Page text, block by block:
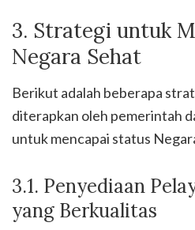
3. Strategi untuk
Negara Sehat
Berikut adalah beberapa
diterapkan oleh pemerintah
untuk mencapai status
3.1. Penyediaan
yang Berkualitas